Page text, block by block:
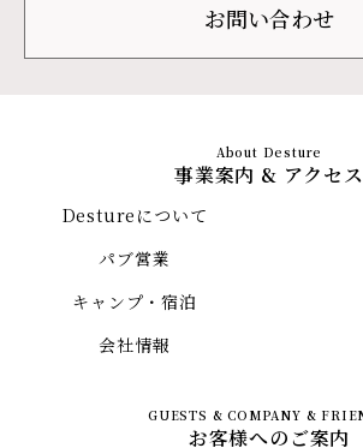
お問い合わせ
事業案内 & アクセス
Destureについて
パブ営業
キャンプ・宿泊
会社情報
お客様へのご案内